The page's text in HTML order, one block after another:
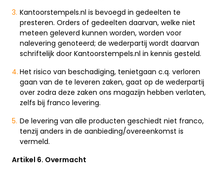
Kantoorstempels.nl is bevoegd in gedeelten te
presteren. Orders of gedeelten daarvan, welke niet
meteen geleverd kunnen worden, worden voor
nalevering genoteerd; de wederpartij wordt daarvan
schriftelijk door Kantoorstempels.nl in kennis gesteld.
Het risico van beschadiging, tenietgaan c.q. verloren
gaan van de te leveren zaken, gaat op de wederpartij
over zodra deze zaken ons magazijn hebben verlaten,
zelfs bij franco levering.
De levering van alle producten geschiedt niet franco,
tenzij anders in de aanbieding/overeenkomst is
vermeld.
Artikel 6. Overmacht